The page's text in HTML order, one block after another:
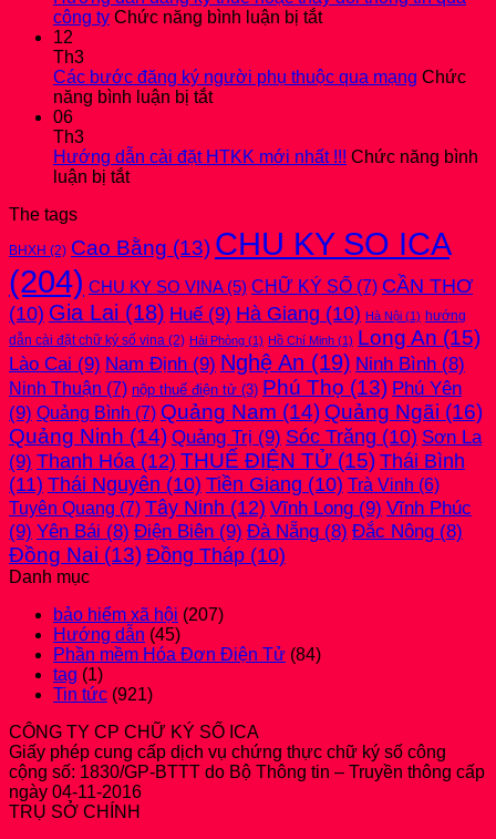
2025
kèm
bản
THUYẾT
MINH
mới
nhất
2026
Thu
mới
công ty Chức năng bình luận bị tắtở
đăng
thay
qua
công
ty
12
Th3
Các bước đăng ký người phụ thuộc qua mạng Chức
năng bình luận bị tắtở
đăng
thuộc
qua
mạng
06
Th3
Hướng dẫn cài đặt HTKK mới nhất !!! Chức năng bình
luận bị tắtở
cài
đặt
mới
nhất
!!!
The tags
BHXH (2) Cao Bằng (13) CHU KY SO ICA
(204) CHU KY SO VINA(5) CHỮ KÝ SỐ (7) CẦN THƠ
(10) Gia Lai (18) Huế (9) Hà Giang (10) Hà Nội (1) hướng
dẫn cài đặt chữ ký số vina (2) Hải Phòng (1) Hồ Chí Minh (1) Long An (15)
Lào Cai (9) Nam Định (9) Nghệ An (19) Ninh Bình (8)
Ninh Thuận (7) nộp thuế điện tử (3) Phú Thọ (13) Phú Yên
(9) Quảng Bình (7) Quảng Nam (14) Quảng Ngãi (16)
Quảng Ninh (14) Quảng Trị (9) Sóc Trăng (10) Sơn La
(9) Thanh Hóa (12) THUẾ ĐIỆN TỬ (15) Thái Bình
(11) Thái Nguyên (10) Tiền Giang (10) Trà Vinh (6)
Tuyên Quang (7) Tây Ninh (12) Vĩnh Long (9) Vĩnh Phúc
(9) Yên Bái (8) Điện Biên (9) Đà Nẵng (8) Đắc Nông (8)
Đồng Nai (13) Đồng Tháp (10)
Danh mục
bảo hiểm xã hội (207)
Hướng dẫn (45)
Phần mềm Hóa Đơn Điện Tử (84)
tag (1)
Tin tức (921)
CÔNG TY CP CHỮ KÝ SỐ ICA
Giấy phép cung cấp dịch vụ chứng thực chữ ký số công
cộng số: 1830/GP-BTTT do Bộ Thông tin – Truyền thông cấp
ngày 04-11-2016
TRỤ SỞ CHÍNH